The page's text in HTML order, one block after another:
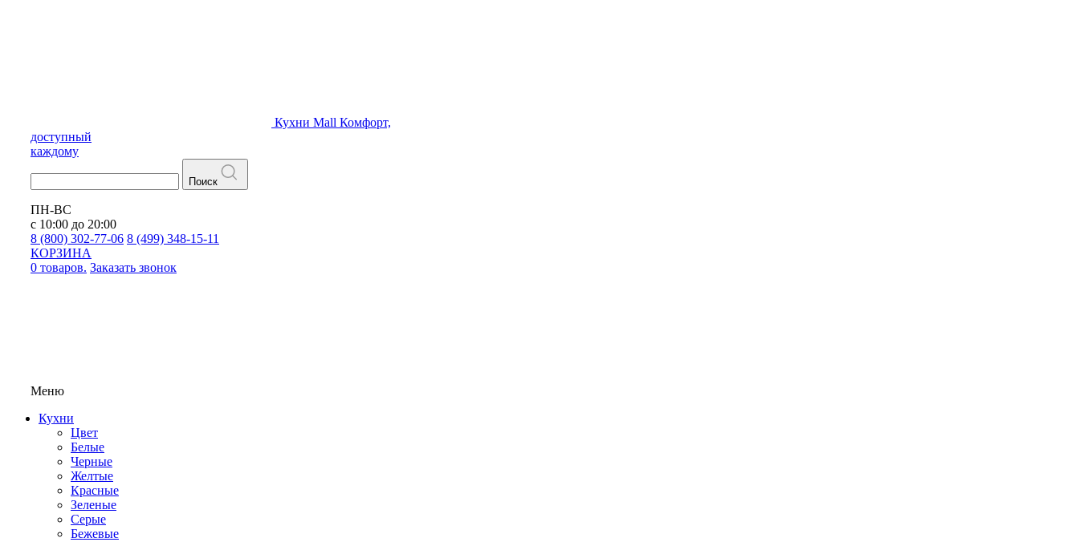
Кухни Mall Комфорт,
доступный
каждому
Поиск
ПН-ВС
с 10:00 до 20:00
8 (800) 302-77-06 8 (499) 348-15-11
КОРЗИНА
0 товаров. Заказать звонок
Меню
Кухни
Цвет
Белые
Черные
Желтые
Красные
Зеленые
Серые
Бежевые